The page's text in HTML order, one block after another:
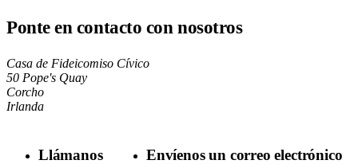
Ponte en contacto con nosotros
Casa de Fideicomiso Cívico
50 Pope's Quay
Corcho
Irlanda
Llámanos Envíenos un correo electrónico